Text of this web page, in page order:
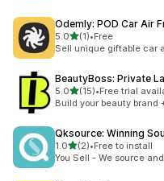
Odemly: POD Car Air
5.0별 5개 중
(1)
총 리뷰 1개
•Free
Sell unique giftable car
BeautyBoss: Private
5.0별 5개 중
(15)
총 리뷰 15개
•Free trial
Build your beauty brand
Qksource: Winning
1.0별 5개 중
(2)
총 리뷰 2개
•Free to install
You Sell - We source